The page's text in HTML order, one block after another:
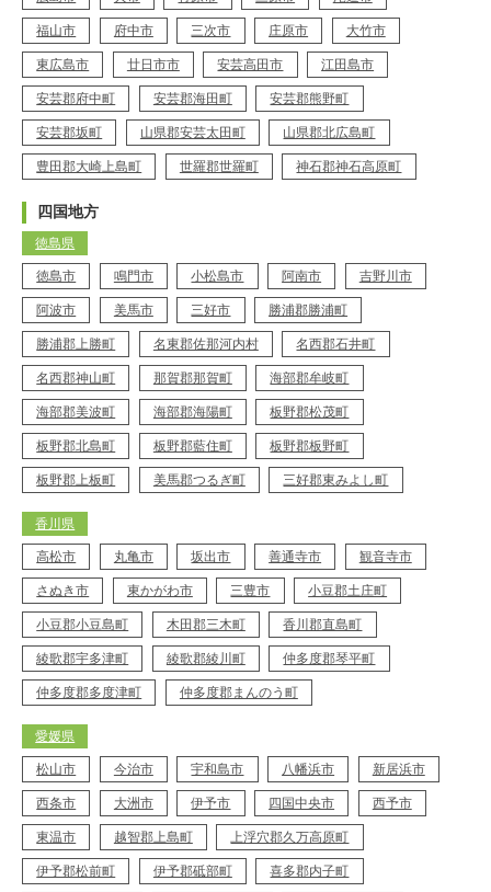
福山市 府中市 三次市 庄原市 大竹市
東広島市 廿日市市 安芸高田市 江田島市
安芸郡府中町 安芸郡海田町 安芸郡熊野町
安芸郡坂町 山県郡安芸太田町 山県郡北広島町
豊田郡大崎上島町 世羅郡世羅町 神石郡神石高原町
四国地方
徳島県
徳島市 鳴門市 小松島市 阿南市 吉野川市
阿波市 美馬市 三好市 勝浦郡勝浦町
勝浦郡上勝町 名東郡佐那河内村 名西郡石井町
名西郡神山町 那賀郡那賀町 海部郡牟岐町
海部郡美波町 海部郡海陽町 板野郡松茂町
板野郡北島町 板野郡藍住町 板野郡板野町
板野郡上板町 美馬郡つるぎ町 三好郡東みよし町
香川県
高松市 丸亀市 坂出市 善通寺市 観音寺市
さぬき市 東かがわ市 三豊市 小豆郡土庄町
小豆郡小豆島町 木田郡三木町 香川郡直島町
綾歌郡宇多津町 綾歌郡綾川町 仲多度郡琴平町
仲多度郡多度津町 仲多度郡まんのう町
愛媛県
松山市 今治市 宇和島市 八幡浜市 新居浜市
西条市 大洲市 伊予市 四国中央市 西予市
東温市 越智郡上島町 上浮穴郡久万高原町
伊予郡松前町 伊予郡砥部町 喜多郡内子町